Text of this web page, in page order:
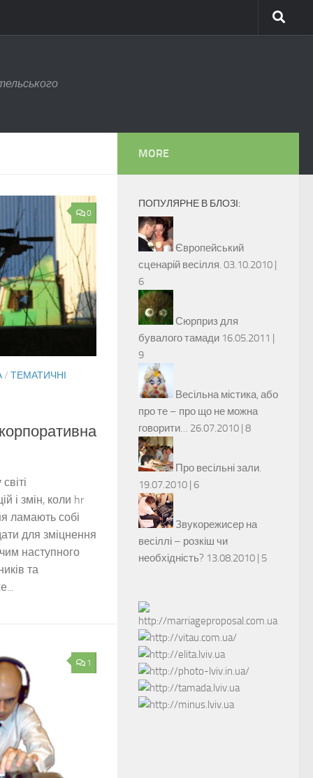
0
/ ТЕМАТИЧНІ
і змін, коли hr
ламають собі
для зміцнення
наступного
та
1
MORE
ПОПУЛЯРНЕ В БЛОЗІ:
Європейський
сценарій весілля. 03.10.2010 |
6
Сюрприз для
бувалого тамади 16.05.2011 |
9
Весільна містика, або
про те – про що не можна
говорити… 26.07.2010 | 8
Про весільні зали.
19.07.2010 | 6
Звукорежисер на
весіллі – розкіш чи
необхідність? 13.08.2010 | 5